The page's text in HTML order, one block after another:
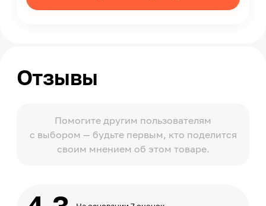
Отзывы
Помогите другим пользователям
с выбором — будьте первым, кто поделится
своим мнением об этом товаре.